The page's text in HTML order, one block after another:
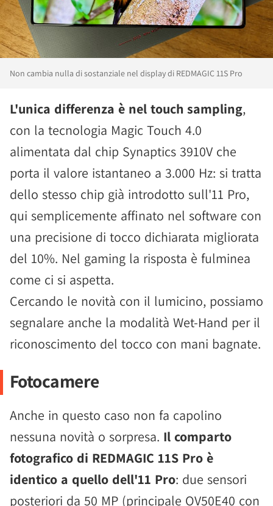
Non cambia nulla di sostanziale nel display di REDMAGIC 11S Pro
L'unica differenza è nel touch sampling,
con la tecnologia Magic Touch 4.0
alimentata dal chip Synaptics 3910V che
porta il valore istantaneo a 3.000 Hz: si tratta
dello stesso chip già introdotto sull'11 Pro,
qui semplicemente affinato nel software con
una precisione di tocco dichiarata migliorata
del 10%. Nel gaming la risposta è fulminea
come ci si aspetta.
Cercando le novità con il lumicino, possiamo
segnalare anche la modalità Wet-Hand per il
riconoscimento del tocco con mani bagnate.
Fotocamere
Anche in questo caso non fa capolino
nessuna novità o sorpresa. Il comparto
fotografico di REDMAGIC 11S Pro è
identico a quello dell'11 Pro: due sensori
posteriori da 50 MP (principale OV50E40 con